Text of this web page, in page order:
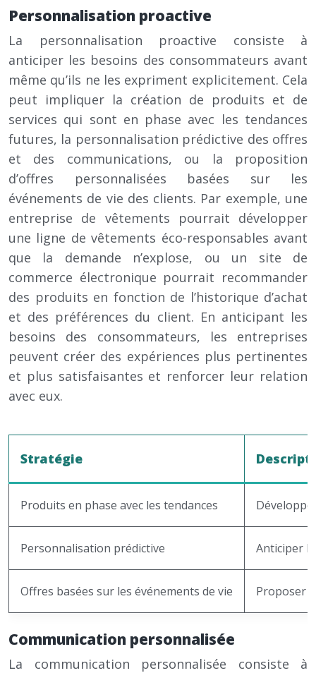
Personnalisation proactive
La personnalisation proactive consiste à
anticiper les besoins des consommateurs avant
même qu’ils ne les expriment explicitement. Cela
peut impliquer la création de produits et de
services qui sont en phase avec les tendances
futures, la personnalisation prédictive des offres
et des communications, ou la proposition
d’offres personnalisées basées sur les
événements de vie des clients. Par exemple, une
entreprise de vêtements pourrait développer
une ligne de vêtements éco-responsables avant
que la demande n’explose, ou un site de
commerce électronique pourrait recommander
des produits en fonction de l’historique d’achat
et des préférences du client. En anticipant les
besoins des consommateurs, les entreprises
peuvent créer des expériences plus pertinentes
et plus satisfaisantes et renforcer leur relation
avec eux.
Stratégie
Produits en phase avec les tendances
Personnalisation prédictive Anticiper
Offres basées sur les événements de vie Proposer
Communication personnalisée
La communication personnalisée consiste à